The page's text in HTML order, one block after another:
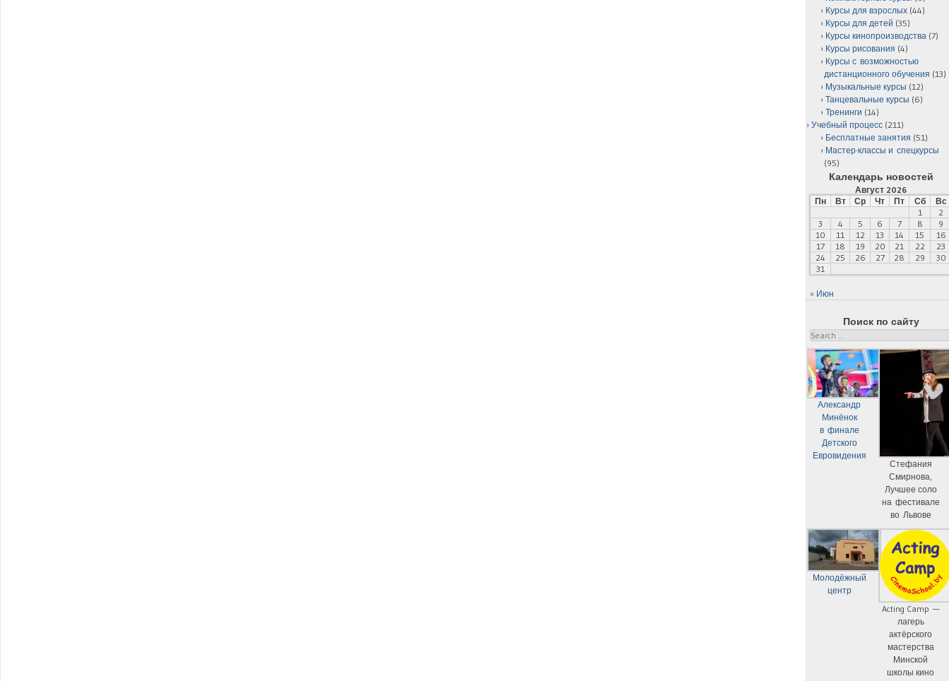
Курсы для взрослых (44)
Курсы для детей (35)
Курсы кинопроизводства (7)
Курсы рисования (4)
Курсы с возможностью
дистанционного обучения (13)
Музыкальные курсы (12)
Танцевальные курсы (6)
Тренинги (14)
Учебный процесс (211)
Бесплатные занятия (51)
Мастер-классы и спецкурсы
(95)
Календарь новостей
Август 2026
Пн
Вт Ср Чт Пт Сб
Вс
1
2
3
4 5 6 7 8
9
10
11 12 13 14 15
16
17
18 19 20 21 22
23
24
25 26 27 28 29
30
31
« Июн
Поиск по сайту
Search
Александр
Минёнок
в финале
Детского
Евровидения
Стефания
Смирнова,
Лучшее соло
на фестивале
во Львове
Молодёжный
центр
Acting Camp —
лагерь
актёрского
мастерства
Минской
школы кино